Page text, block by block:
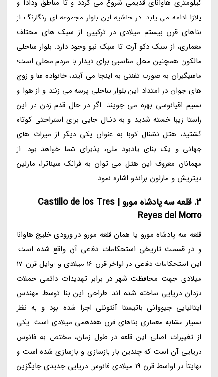
کیلومتری هاوانای قدیمی شروع می گردد و تا مناطق ودادا و
پلازا ادامه می یابد. در حاشیه این بلوار مجموعه ای رنگارنگ از
بناهای قرن بیستم میلادی در ترکیبی از سبک های مختلف
معماری، از سبک دکو آرت تا سبک نیو وجود دارد. بلوار ساحلی
مالکون همچنین محل مناسبی برای دیدار با مردم محلی است؛
ماهیگیران به صورت تفننی به اینجا می آیند، خانواده ها و زوج
های جوان در امتداد این بلوار ساحلی پرسه می زنند و از هوا و
نسیم اقیانوسی بهره می جویند. اگر در حال قدم زدن در این
راستا زیبا خسته شدید و به دنبال جایی برای استراحتی کوتاه
گشتید، هتل نشنال کوبا به عنوان یکی دیگر از میراث های
جهانی و یک بنای یادبود ملی، پذیرای شما خواهد بود. از
مهمانان معروف این هتل می توان به فرانک سیناترا، مارلین
دیتریش و مارلون براندو اشاره نمود.
3. قلعه سه پادشاه مورو | Castillo de los Tres
Reyes del Morro
قلعه سه پادشاه مورو یا همان قلعه مورو در ورودی خلیج هاوانا
و در قسمت تاریخی استحکامات دفاعی آن واقع شده است.
این استحکامات دفاعی در اواخر قرن 16 میلادی و اوایل قرن 17
میلادی جهت محافظت شهر در برابر تهدیدات دائمی حملات
دزدان دریایی ساخته شده اند. طراحی این بنا توسط مهندس
ایتالیایی جیووانی باتیستا آنتونلی اجرا شده بود و به نظر
بسیار مشابه معماری بناهای قرن هفدهمی میلادی است. یکی
از تغییرات اصلی این قلعه در طول زمان، مختص به فانوس
دریایی آن است که چندین بار بازسازی و بازسازی شده است و
نهایتاً در اواسط قرن 19 میلادی فانوس دریایی جدیدی جایگزین